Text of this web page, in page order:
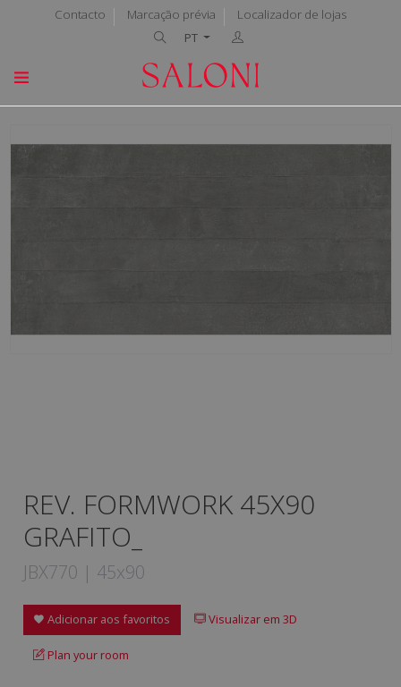
Contacto Marcação prévia
Localizador de lojas
PT
REV. FORMWORK 45X90
GRAFITO_
JBX770 | 45x90
Adicionar aos favoritos Visualizar em 3D
Plan your room